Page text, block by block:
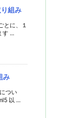
組み
とに、１
す ...
み
つい
以 ...